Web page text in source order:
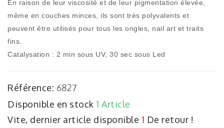
En raison de leur viscosité et de leur pigmentation élevée,
même en couches minces, ils sont très polyvalents et
peuvent être utilisés pour tous les ongles, nail art et traits
fins.
Catalysation : 2 min sous UV, 30 sec sous Led
Référence: 6827
Disponible en stock 1 Article
Vite, dernier article disponible 1 De retour !